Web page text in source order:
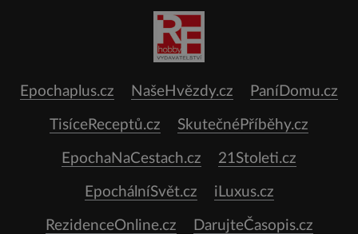
Epochaplus.cz NašeHvězdy.cz PaníDomu.cz
TisíceReceptů.cz SkutečnéPříběhy.cz
EpochaNaCestach.cz 21Stoleti.cz
EpochálníSvět.cz iLuxus.cz
RezidenceOnline.cz DarujteČasopis.cz